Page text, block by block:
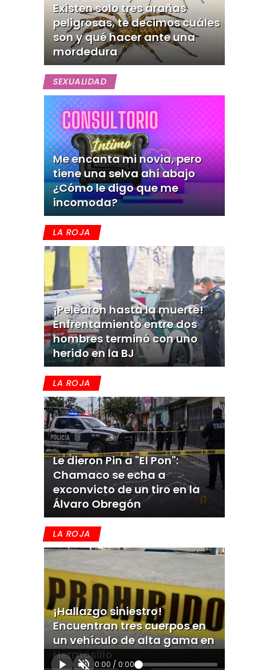
Existen solo tres arañas
peligrosas, te decimos cuáles
son y qué hacer ante una
mordedura
SEXUALIDAD
Me encanta mi novia, pero
tiene una selva ahí abajo
¿Cómo le digo que me
incomoda?
LA ROJA
¡Pelearon hasta la muerte!
Enfrentamiento entre dos
hombres terminó con uno
herido en la BJ
LA ROJA
Le dieron Pin a "El Pon":
Chamaco se echa a
exconvicto de un tiro en la
Álvaro Obregón
LA ROJA
¡Hallazgo siniestro!
Encuentran tres cuerpos en
un vehículo de alta gama en
Hermosillo
0:00 / 0:00